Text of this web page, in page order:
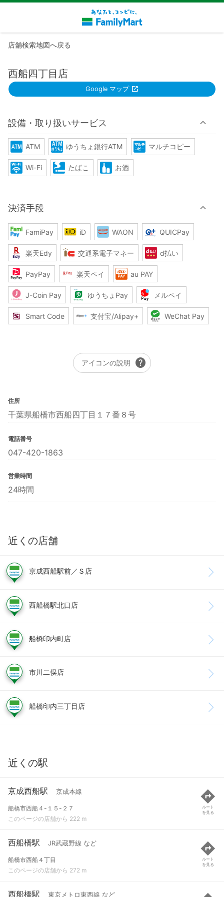
店舗検索地図へ戻る
西船四丁目店
Google マップ
設備・取り扱いサービス
ATM ゆうちょ銀行ATM マルチコピー
Wi-Fi たばこ お酒
決済手段
FamiPay iD WAON QUICPay
楽天Edy 交通系電子マネー d払い
PayPay 楽天ペイ au PAY
J-Coin Pay ゆうちょPay メルペイ
Smart Code 支付宝/Alipay+ WeChat Pay
アイコンの説明 help
住所
千葉県船橋市西船四丁目１７番８号
電話番号
047-420-1863
営業時間
24時間
近くの店舗
京成西船駅前／Ｓ店
西船橋駅北口店
船橋印内町店
市川二俣店
船橋印内三丁目店
近くの駅
京成西船駅 京成本線
船橋市西船４-１５-２７
このページの店舗から 222 m
ルート
を見る
西船橋駅 JR武蔵野線 など
船橋市西船４丁目
このページの店舗から 272 m
ルート
を見る
西船橋駅 東京メトロ東西線 など